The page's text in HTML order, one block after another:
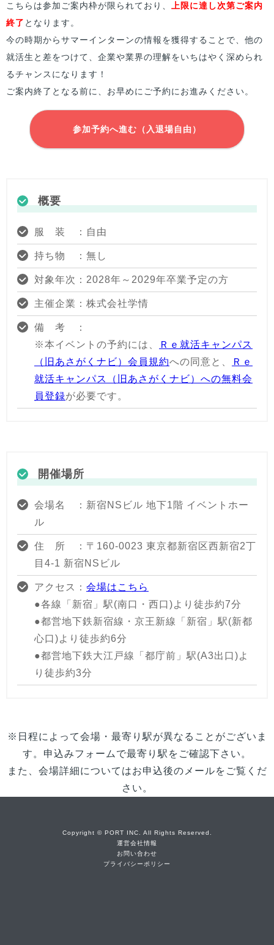
こちらは参加ご案内枠が限られており、 上限に達し次第ご案内
終了 となります。
今の時期からサマーインターンの情報を獲得することで、他の
就活生と差をつけて、企業や業界の理解をいちはやく深められ
るチャンスになります！
ご案内終了となる前に、お早めにご予約にお進みください。
参加予約へ進む（入退場自由）
概要
服 装 ：自由
持ち物 ：無し
対象年次：2028年～2029年卒業予定の方
主催企業：株式会社学情
備 考 ：
※本イベントの予約には、
Ｒｅ就活キャンパス
（旧あさがくナビ）会員規約への同意と、
Ｒｅ
就活キャンパス（旧あさがくナビ）への無料会
員登録が必要です。
開催場所
会場名 ：新宿NSビル 地下1階 イベントホー
ル
住 所 ：〒160-0023 東京都新宿区西新宿2丁
目4-1 新宿NSビル
アクセス： 会場はこちら
●各線「新宿」駅(南口・西口)より徒歩約7分
●都営地下鉄新宿線・京王新線「新宿」駅(新都
心口)より徒歩約6分
●都営地下鉄大江戸線「都庁前」駅(A3出口)よ
り徒歩約3分
※日程によって会場・最寄り駅が異なることがございま
す。申込みフォームで最寄り駅をご確認下さい。
また、会場詳細についてはお申込後のメールをご覧くだ
さい。
Copyright © PORT INC. All Rights Reserved.
運営会社情報
お問い合わせ
プライバシーポリシー